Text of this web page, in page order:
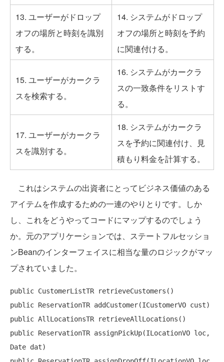
13. ユーザーがドロップ
オフの場所と時刻を識別
する。
14. システムがドロップ
オフの場所と時刻を予約
に関連付ける。
15. ユーザーがカークラ
スを検索する。
16. システムがカークラ
スの一致条件をリストす
る。
17. ユーザーがカークラ
スを識別する。
18. システムがカークラ
スを予約に関連付け、見
積もり料金を計算する。
これはシステムの出資者にとってビジネス価値のある
アイテムを作成するための一連のやりとりです。しか
し、これをどうやってコードにマップするのでしょう
か。元のアプリケーションでは、ステートフルセッショ
ンBeanのインターフェイスに相当な量のロジックがマッ
プされていました。
public
public
public
public ReservationTR assignPickUp(ILocationVO loc,